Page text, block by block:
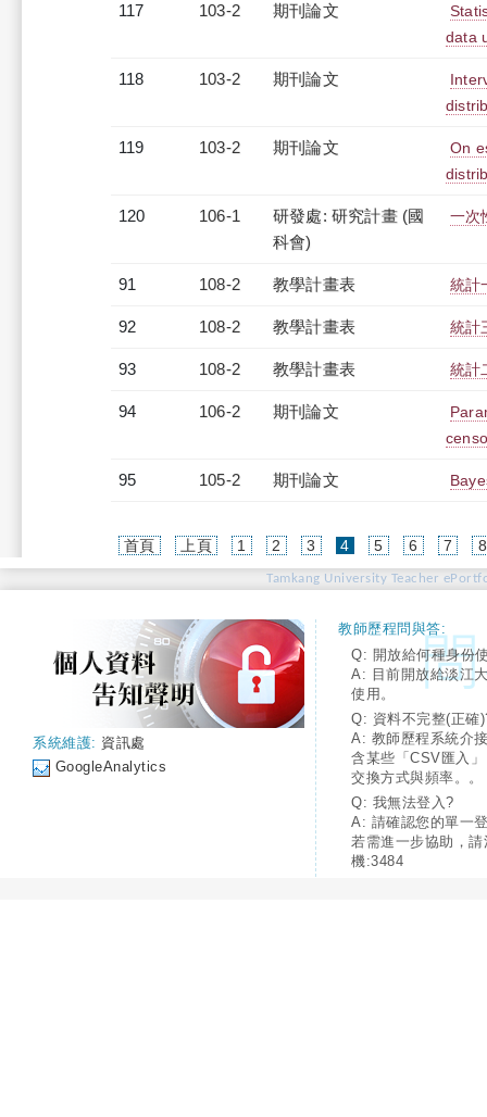
117 103-2 期刊論文
data
118 103-2 期刊論文
119 103-2 期刊論文
On
120 106-1
研發處: 研究計畫 (國
科會)
一次
91 108-2 教學計畫表 統計
92 108-2 教學計畫表 統計
93 108-2 教學計畫表 統計
94 106-2 期刊論文
95 105-2 期刊論文
首頁 上頁 1 2 3 4(current)
5 6 7 8
Tamkang University Teacher
系統維護: 資訊處
GoogleAnalytics
教師歷程問與答:
Q: 開放給何種身份
A: 目前開放給淡江
使用。
Q: 資料不完整(正確
A: 教師歷程系統介
含某些「CSV匯入
交換方式與頻率。。
Q: 我無法登入?
A: 請確認您的單一
若需進一步協助，
機:3484